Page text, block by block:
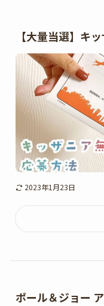
【大量当選】キ
2023年1月23日
ポール＆ジョー